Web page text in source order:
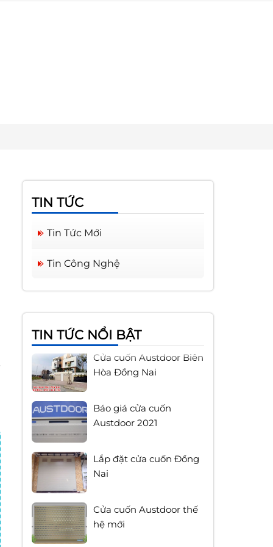
TIN TỨC
Tin Tức Mới
Tin Công Nghệ
TIN TỨC NỔI BẬT
Cửa cuốn Austdoor Biên
Hòa Đồng Nai
Austdoor 2021
Nai
hệ mới